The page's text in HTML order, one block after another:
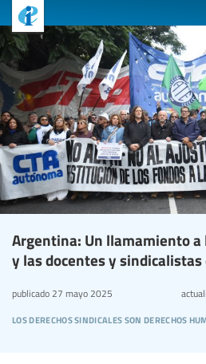
Argentina: Un llamamiento a
y las docentes y sindicalistas
los derechos sindicales son derechos
publicado 27 mayo 2025